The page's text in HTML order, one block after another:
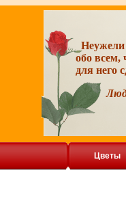
обо всем,
для него
Цветы